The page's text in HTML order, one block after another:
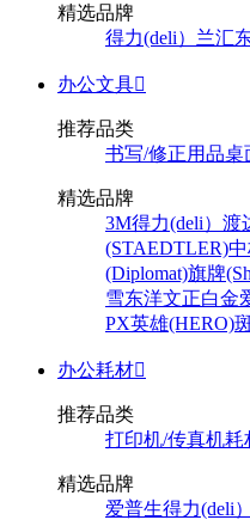
精选品牌
得力(deli） 兰汇
办公文具
推荐品类
书写/修正用品桌
精选品牌
3M得力(deli） 渡
(STAEDTLER)中
(Diplomat)旗牌
雪东洋文正白金
PX英雄(HERO)
办公耗材
推荐品类
打印机/传真机耗
精选品牌
爱普生得力(deli）